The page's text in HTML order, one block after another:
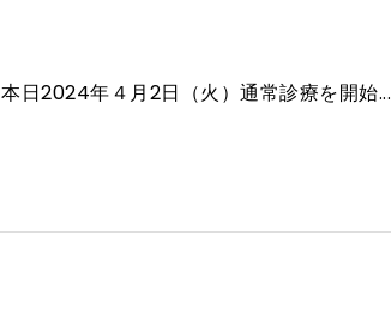
日2024年４月2日（火）通常診療を開始...